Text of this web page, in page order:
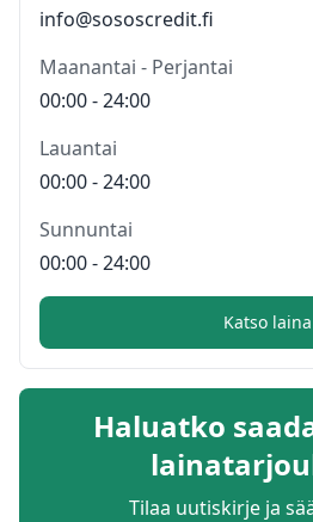
info@sososcredit.fi
Maanantai - Perjantai
00:00 - 24:00
Lauantai
00:00 - 24:00
Sunnuntai
00:00 - 24:00
Katso laina
Haluatko
Tilaa uutiskirje ja